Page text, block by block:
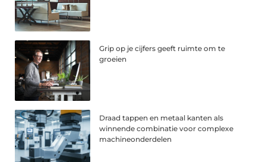
Grip op je cijfers geeft ruimte om te
groeien
Draad tappen en metaal kanten als
winnende combinatie voor complexe
machineonderdelen